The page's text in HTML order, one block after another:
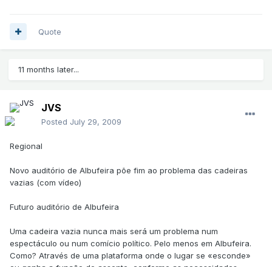
Quote
11 months later...
JVS
Posted July 29, 2009
Regional
Novo auditório de Albufeira põe fim ao problema das cadeiras
vazias (com vídeo)
Futuro auditório de Albufeira
Uma cadeira vazia nunca mais será um problema num
espectáculo ou num comício político. Pelo menos em Albufeira.
Como? Através de uma plataforma onde o lugar se «esconde»